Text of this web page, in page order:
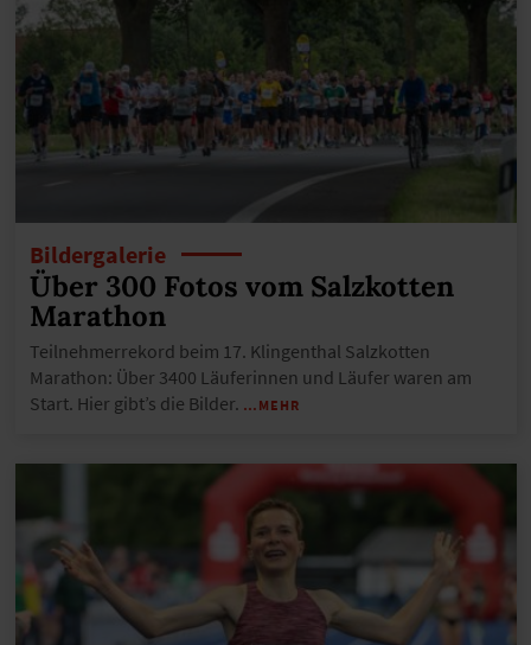
Bildergalerie
Über 300 Fotos vom Salzkotten
Marathon
Teilnehmerrekord beim 17. Klingenthal Salzkotten
Marathon: Über 3400 Läuferinnen und Läufer waren am
Start. Hier gibt’s die Bilder. …MEHR